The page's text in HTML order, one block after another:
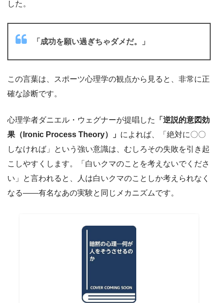
した。
「成功を願い過ぎちゃダメだ。」
この言葉は、スポーツ心理学の観点から見ると、非常に正
確な診断です。
心理学者ダニエル・ウェグナーが提唱した
「逆説的意図効
果（Ironic Process Theory）」 によれば、「絶対に〇〇
しなければ」という強い意識は、むしろその失敗を引き起
こしやすくします。「白いクマのことを考えないでくださ
い」と言われると、人は白いクマのことしか考えられなく
なる——有名なあの実験と同じメカニズムです。